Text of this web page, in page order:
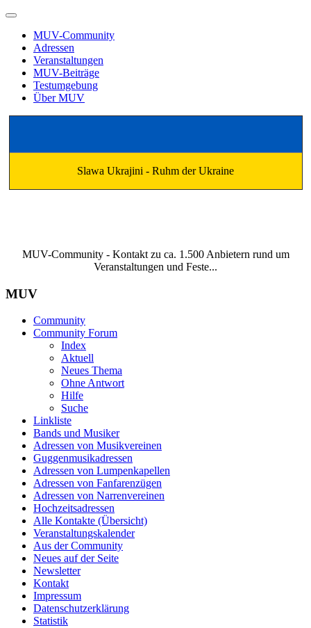
MUV-Community
Adressen
Veranstaltungen
MUV-Beiträge
Testumgebung
Über MUV
Slawa Ukrajini - Ruhm der Ukraine
MUV-Community - Kontakt zu ca. 1.500 Anbietern rund um
Veranstaltungen und Feste...
MUV
Community
Community Forum
Index
Aktuell
Neues Thema
Ohne Antwort
Hilfe
Suche
Linkliste
Bands und Musiker
Adressen von Musikvereinen
Guggenmusikadressen
Adressen von Lumpenkapellen
Adressen von Fanfarenzügen
Adressen von Narrenvereinen
Hochzeitsadressen
Alle Kontakte (Übersicht)
Veranstaltungskalender
Aus der Community
Neues auf der Seite
Newsletter
Kontakt
Impressum
Datenschutzerklärung
Statistik